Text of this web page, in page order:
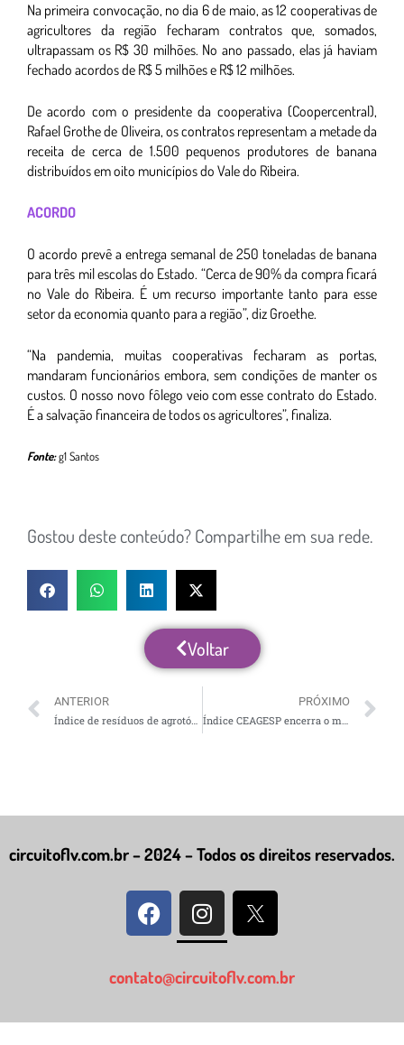
Na primeira convocação, no dia 6 de maio, as 12 cooperativas de
agricultores da região fecharam contratos que, somados,
ultrapassam os R$ 30 milhões. No ano passado, elas já haviam
fechado acordos de R$ 5 milhões e R$ 12 milhões.
De acordo com o presidente da cooperativa (Coopercentral),
Rafael Grothe de Oliveira, os contratos representam a metade da
receita de cerca de 1.500 pequenos produtores de banana
distribuídos em oito municípios do Vale do Ribeira.
ACORDO
O acordo prevê a entrega semanal de 250 toneladas de banana
para três mil escolas do Estado. “Cerca de 90% da compra ficará
no Vale do Ribeira. É um recurso importante tanto para esse
setor da economia quanto para a região”, diz Groethe.
“Na pandemia, muitas cooperativas fecharam as portas,
mandaram funcionários embora, sem condições de manter os
custos. O nosso novo fôlego veio com esse contrato do Estado.
É a salvação financeira de todos os agricultores”, finaliza.
Fonte:g1 Santos
Gostou deste conteúdo? Compartilhe em sua rede.
Voltar
ANTERIOR
PRÓXIMO
circuitoflv.com.br – 2024 – Todos os direitos reservados.
contato@circuitoflv.com.br